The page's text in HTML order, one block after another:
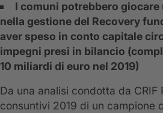
I comuni potrebbero
nella gestione del Recovery
aver speso in conto capitale
impegni presi in bilancio
10 miliardi di euro nel 2019)
Da una analisi condotta da CRIF
consuntivi 2019 di un campione